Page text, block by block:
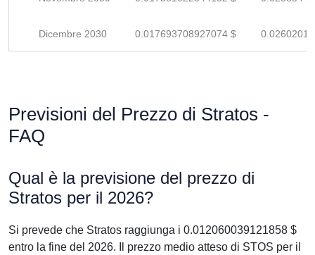
Dicembre 2030 0.017693708927074 $
Previsioni del Prezzo di Stratos -
FAQ
Qual è la previsione del prezzo di
Stratos per il 2026?
Si prevede che Stratos raggiunga i 0.012060039121858 $
entro la fine del 2026. Il prezzo medio atteso di STOS per il